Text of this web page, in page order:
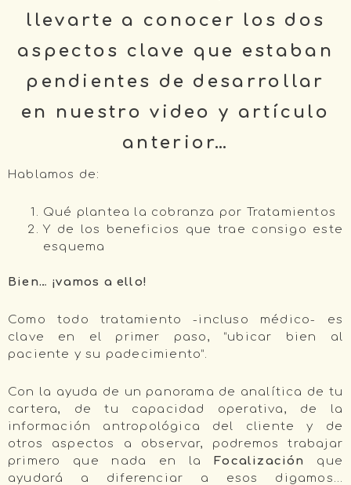
llevarte a conocer los dos
aspectos clave que estaban
pendientes de desarrollar
en nuestro video y artículo
anterior…
Hablamos de:
Qué plantea la cobranza por Tratamientos
Y de los beneficios que trae consigo este
esquema
Bien… ¡vamos a ello!
Como todo tratamiento -incluso médico- es
clave en el primer paso, “ubicar bien al
paciente y su padecimiento”.
Con la ayuda de un panorama de analítica de tu
cartera, de tu capacidad operativa, de la
información antropológica del cliente y de
otros aspectos a observar, podremos trabajar
primero que nada en laFocalización que
ayudará a diferenciar a esos digamos…